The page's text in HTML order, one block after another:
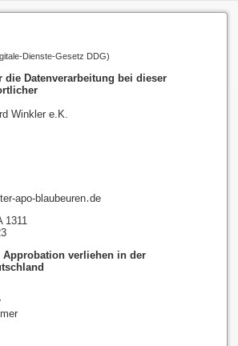
Dienste-Gesetz DDG)
die Datenverarbeitung bei dieser
Winkler e.K.
apo-blaubeuren de
1311
Approbation verliehen in der